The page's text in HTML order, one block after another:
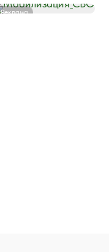
Реклама